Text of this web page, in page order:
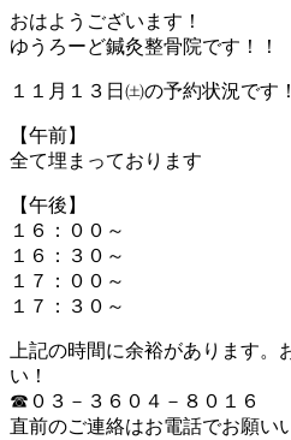
おはようございます！
ゆうろーど鍼灸整骨院です！！
１１月１３日㈯の予約状況です
【午前】
全て埋まっております
【午後】
１６：００～
１６：３０～
１７：００～
１７：３０～
上記の時間に余裕があります。
い！
☎０３－３６０４－８０１６
直前のご連絡はお電話でお願い